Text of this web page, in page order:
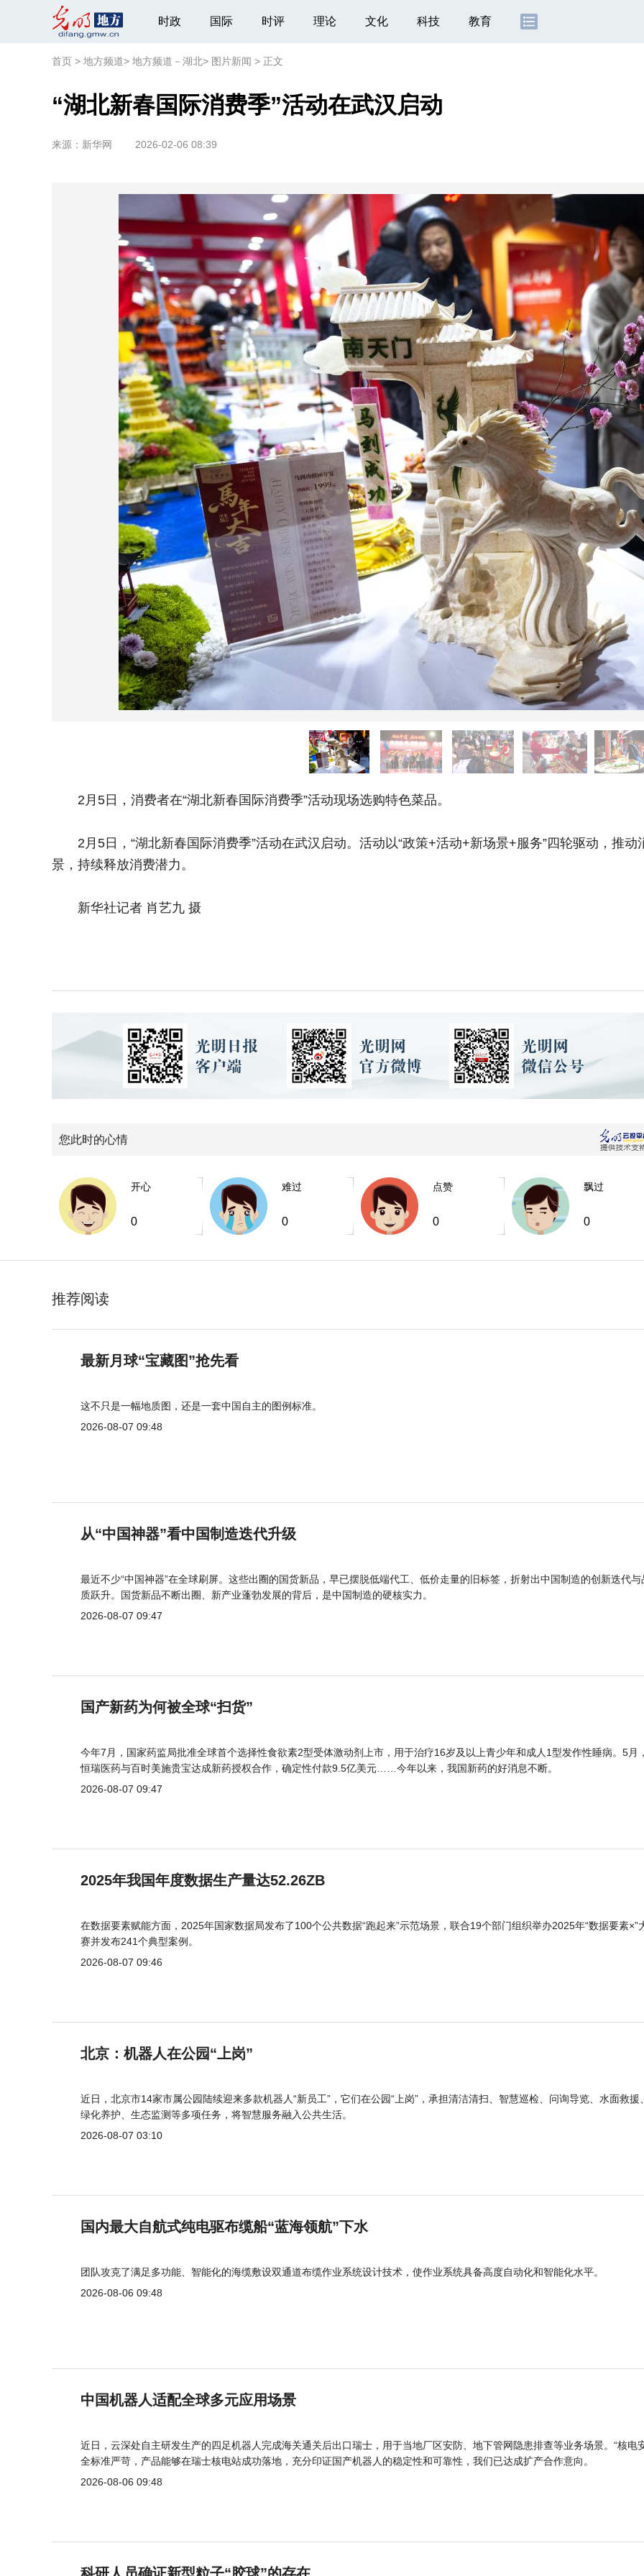
时政 国际 时评 理论 文化 科技 教育
首页 > 地方频道> 地方频道－湖北> 图片新闻 > 正文
“湖北新春国际消费季”活动在武汉启动
来源： 新华网 2026-02-06 08:39
2月5日，消费者在“湖北新春国际消费季”活动现场选购特色菜品。
2月5日，“湖北新春国际消费季”活动在武汉启动。活动以“政策+活动+新场景+服务”四轮驱动，推动
景，持续释放消费潜力。
新华社记者 肖艺九 摄
您此时的心情
开心
0
难过
0
点赞
0
飘过
0
推荐阅读
最新月球“宝藏图”抢先看
这不只是一幅地质图，还是一套中国自主的图例标准。
2026-08-07 09:48
从“中国神器”看中国制造迭代升级
最近不少“中国神器”在全球刷屏。这些出圈的国货新品，早已摆脱低端代工、低价走量的旧标签，折射出中国制造的创新迭代与
质跃升。国货新品不断出圈、新产业蓬勃发展的背后，是中国制造的硬核实力。
2026-08-07 09:47
国产新药为何被全球“扫货”
今年7月，国家药监局批准全球首个选择性食欲素2型受体激动剂上市，用于治疗16岁及以上青少年和成人1型发作性睡病。5月
恒瑞医药与百时美施贵宝达成新药授权合作，确定性付款9.5亿美元……今年以来，我国新药的好消息不断。
2026-08-07 09:47
2025年我国年度数据生产量达52.26ZB
在数据要素赋能方面，2025年国家数据局发布了100个公共数据“跑起来”示范场景，联合19个部门组织举办2025年“数据要素×”
赛并发布241个典型案例。
2026-08-07 09:46
北京：机器人在公园“上岗”
近日，北京市14家市属公园陆续迎来多款机器人“新员工”，它们在公园“上岗”，承担清洁清扫、智慧巡检、问询导览、水面救援
绿化养护、生态监测等多项任务，将智慧服务融入公共生活。
2026-08-07 03:10
国内最大自航式纯电驱布缆船“蓝海领航”下水
团队攻克了满足多功能、智能化的海缆敷设双通道布缆作业系统设计技术，使作业系统具备高度自动化和智能化水平。
2026-08-06 09:48
中国机器人适配全球多元应用场景
近日，云深处自主研发生产的四足机器人完成海关通关后出口瑞士，用于当地厂区安防、地下管网隐患排查等业务场景。“核电
全标准严苛，产品能够在瑞士核电站成功落地，充分印证国产机器人的稳定性和可靠性，我们已达成扩产合作意向。
2026-08-06 09:48